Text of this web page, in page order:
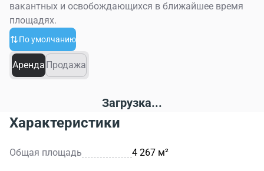
вакантных и освобождающихся в ближайшее время
площадях.
По умолчанию
Аренда Продажа
Загрузка...
Характеристики
Общая площадь 4 267 м²